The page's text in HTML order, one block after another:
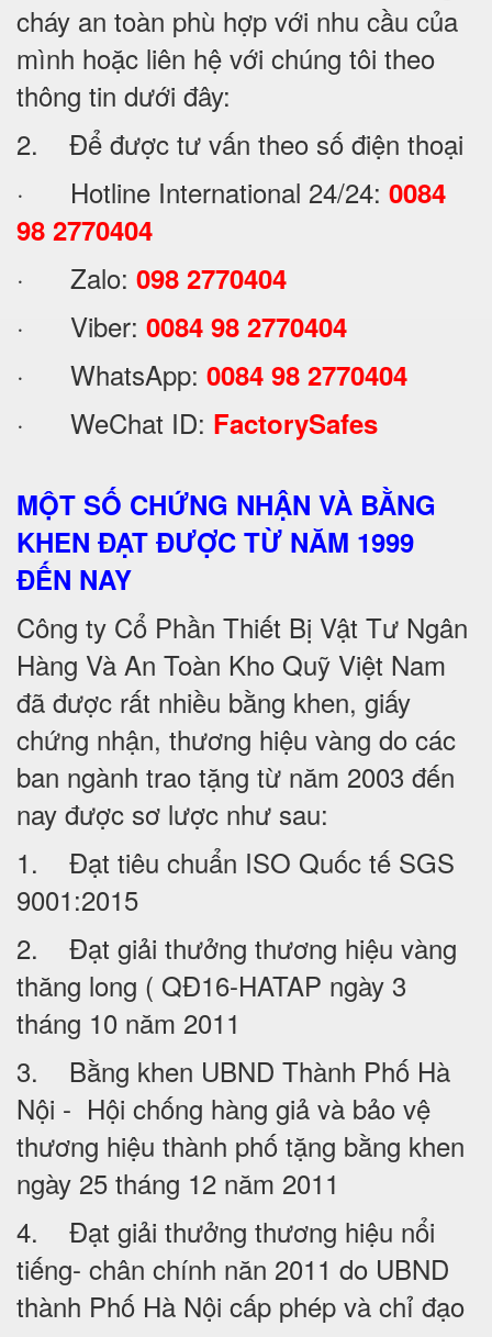
cháy an toàn phù hợp với nhu cầu của
mình hoặc liên hệ với chúng tôi theo
thông tin dưới đây:
2. Để được tư vấn theo số điện thoại
· Hotline International 24/24: 0084
98 2770404
· Zalo: 098 2770404
· Viber: 0084 98 2770404
· WhatsApp: 0084 98 2770404
· WeChat ID: FactorySafes
MỘT SỐ CHỨNG NHẬN VÀ BẰNG
KHEN ĐẠT ĐƯỢC TỪ NĂM 1999
ĐẾN NAY
Công ty Cổ Phần Thiết Bị Vật Tư Ngân
Hàng Và An Toàn Kho Quỹ Việt Nam
đã được rất nhiều bằng khen, giấy
chứng nhận, thương hiệu vàng do các
ban ngành trao tặng từ năm 2003 đến
nay được sơ lược như sau:
1. Đạt tiêu chuẩn ISO Quốc tế SGS
9001:2015
2. Đạt giải thưởng thương hiệu vàng
thăng long ( QĐ16-HATAP ngày 3
tháng 10 năm 2011
3. Bằng khen UBND Thành Phố Hà
Nội - Hội chống hàng giả và bảo vệ
thương hiệu thành phố tặng bằng khen
ngày 25 tháng 12 năm 2011
4. Đạt giải thưởng thương hiệu nổi
tiếng- chân chính năn 2011 do UBND
thành Phố Hà Nội cấp phép và chỉ đạo